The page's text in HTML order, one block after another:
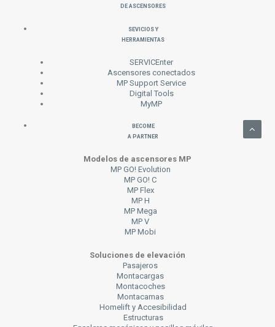
de Ascensores
Sevicios y
Herramientas
SERVICEnter
Ascensores conectados
MP Support Service
Digital Tools
MyMP
Become
a Partner
Modelos de ascensores MP
MP GO! Evolution
MP GO! C
MP Flex
MP H
MP Mega
MP V
MP Mobi
Soluciones de elevación
Pasajeros
Montacargas
Montacoches
Montacamas
Homelift y Accesibilidad
Estructuras